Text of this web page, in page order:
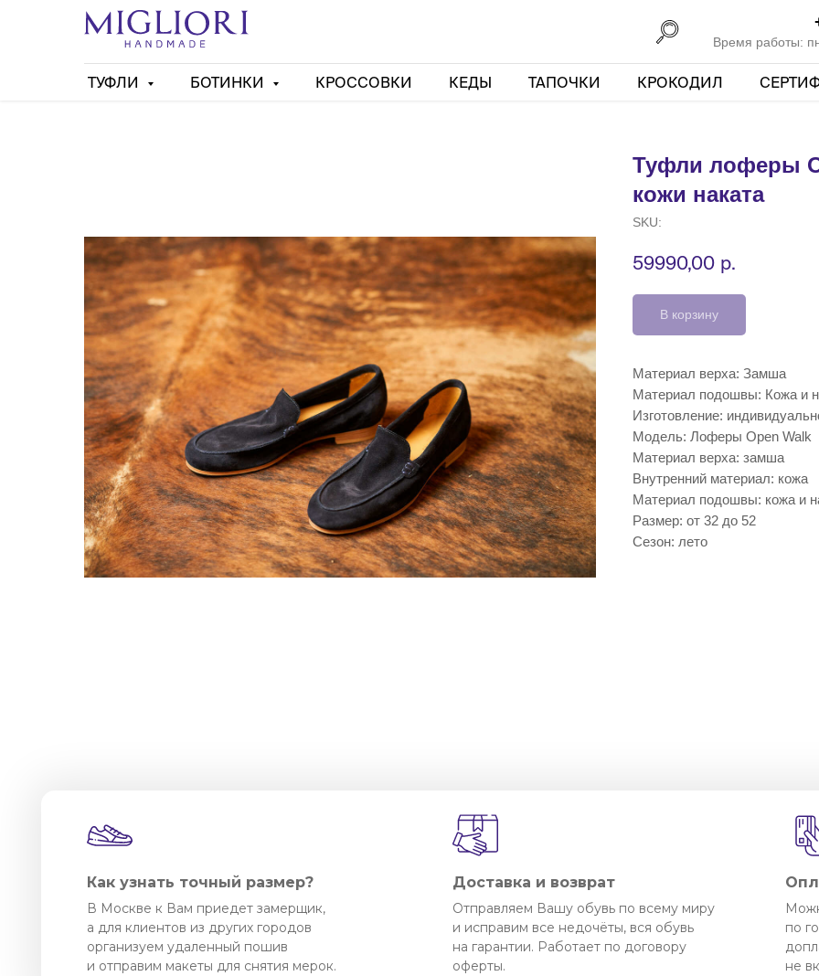
Время работы:
ТУФЛИ БОТИНКИ КРОССОВКИ КЕДЫ ТАПОЧКИ КРОКОДИЛ
Туфли лоферы
кожи наката
SKU:
59990,00 р.
В корзину
Материал верха: Замша
Материал подошвы: Кожа и
Изготовление:
Модель: Лоферы Open Walk
Материал верха: замша
Внутренний материал: кожа
Материал подошвы: кожа и
Размер: от 32 до 52
Сезон: лето
Доставка и возврат
В Москве к Вам приедет замерщик,
а для клиентов из других городов
организуем удаленный пошив
и отправим макеты для снятия мерок.
Как узнать точный размер?
Отправляем Вашу обувь по всему миру
и исправим все недочёты, вся обувь
на гарантии. Работает по договору
оферты.
по
не